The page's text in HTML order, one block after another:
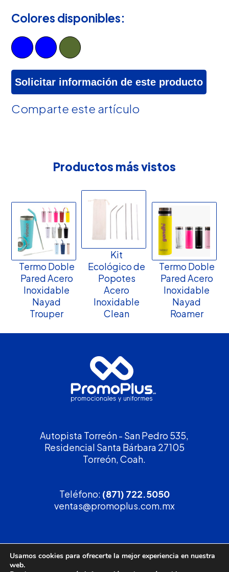
Colores disponibles:
Solicitar información de este producto
Comparte este artículo
Productos más vistos
Termo Doble
Pared Acero
Inoxidable
Nayad
Trouper
Kit
Ecológico de
Popotes
Acero
Inoxidable
Clean
Termo Doble
Pared Acero
Inoxidable
Nayad
Roamer
Autopista Torreón - San Pedro 535,
Residencial Santa Bárbara 27105
Torreón, Coah.
Teléfono: (871) 722.5050
ventas@promoplus.com.mx
¡Solicita tucotización!
Usamos cookies para ofrecerte la mejor experiencia en nuestra
web.